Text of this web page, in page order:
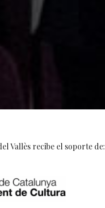
Vallès recibe el soporte de: